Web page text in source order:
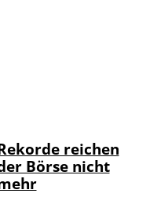
reichen
Börse nicht